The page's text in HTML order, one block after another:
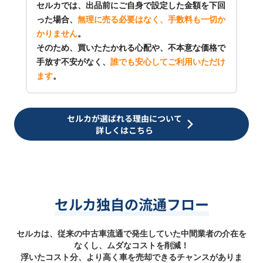
セルカでは、出品前にご自身で設定した金額を下回
った場合、 無理に売る必要はなく、手数料も一切か
かりません。
そのため、買いたたかれる心配や、不本意な価格で
手放す不安がなく、 誰でも安心してご利用いただけ
ます。
セルカが選ばれる理由について
詳しくはこちら
セルカ独自の流通フロー
セルカは、従来の中古車流通で発生していた中間業者の介在を
なくし、ムダなコストを削減！
浮いたコスト分、より高く車を売却できるチャンスがありま